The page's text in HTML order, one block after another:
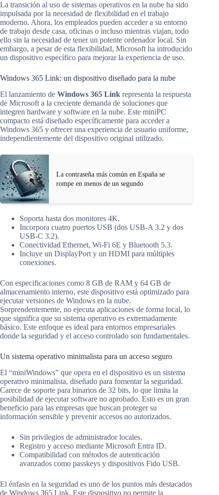
La transición al uso de sistemas operativos en la nube ha sido
impulsada por la necesidad de flexibilidad en el trabajo
moderno. Ahora, los empleados pueden acceder a su entorno
de trabajo desde casa, oficinas o incluso mientras viajan, todo
ello sin la necesidad de tener un potente ordenador local. Sin
embargo, a pesar de esta flexibilidad, Microsoft ha introducido
un dispositivo específico para mejorar la experiencia de uso.
Windows 365 Link: un dispositivo diseñado para la nube
El lanzamiento de Windows 365 Link representa la respuesta
de Microsoft a la creciente demanda de soluciones que
integren hardware y software en la nube. Este miniPC
compacto está diseñado específicamente para acceder a
Windows 365 y ofrecer una experiencia de usuario uniforme,
independientemente del dispositivo original utilizado.
La contraseña más común en España se
rompe en menos de un segundo
Soporta hasta dos monitores 4K.
Incorpora cuatro puertos USB (dos USB-A 3.2 y dos
USB-C 3.2).
Conectividad Ethernet, Wi-Fi 6E y Bluetooth 5.3.
Incluye un DisplayPort y un HDMI para múltiples
conexiones.
Con especificaciones como 8 GB de RAM y 64 GB de
almacenamiento interno, este dispositivo está optimizado para
ejecutar versiones de Windows en la nube.
Sorprendentemente, no ejecuta aplicaciones de forma local, lo
que significa que su sistema operativo es extremadamente
básico. Este enfoque es ideal para entornos empresariales
donde la seguridad y el acceso controlado son fundamentales.
Un sistema operativo minimalista para un acceso seguro
El “miniWindows” que opera en el dispositivo es un sistema
operativo minimalista, diseñado para fomentar la seguridad.
Carece de soporte para binarios de 32 bits, lo que limita la
posibilidad de ejecutar software no aprobado. Esto es un gran
beneficio para las empresas que buscan proteger su
información sensible y prevenir accesos no autorizados.
Sin privilegios de administrador locales.
Registro y acceso mediante Microsoft Entra ID.
Compatibilidad con métodos de autenticación
avanzados como passkeys y dispositivos Fido USB.
El énfasis en la seguridad es uno de los puntos más destacados
de Windows 365 Link. Este dispositivo no permite la